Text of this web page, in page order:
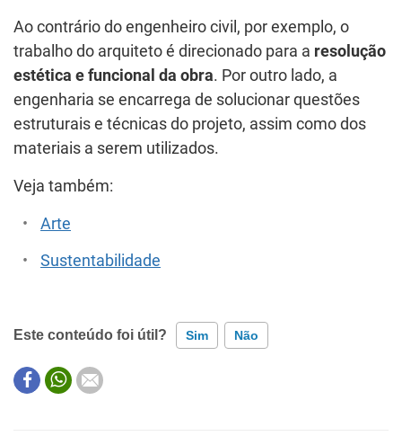
Ao contrário do engenheiro civil, por exemplo, o
trabalho do arquiteto é direcionado para a resolução
estética e funcional da obra. Por outro lado, a
engenharia se encarrega de solucionar questões
estruturais e técnicas do projeto, assim como dos
materiais a serem utilizados.
Veja também:
Arte
Sustentabilidade
Este conteúdo foi útil? Sim Não